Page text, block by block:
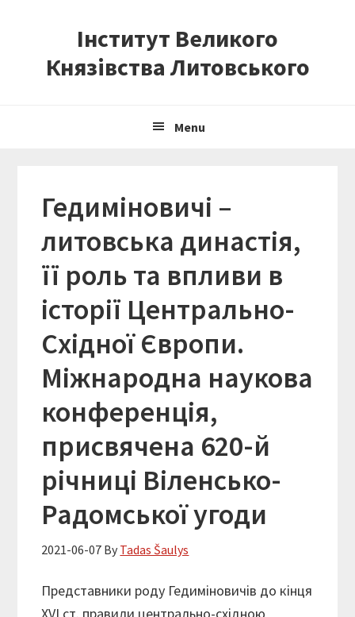
navigation
Інститут Великого
Князівства Литовського
Menu
Гедиміновичі –
литовська династія,
її роль та впливи в
історії Центрально-
Східної Європи.
Міжнародна наукова
конференція,
присвячена 620-й
річниці Віленсько-
Радомської угоди
2021-06-07 By Tadas Šaulys
Представники роду Гедиміновичів до кінця